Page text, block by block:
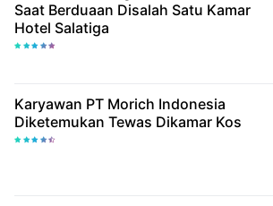
Saat Berduaan Disalah Satu Kamar
Hotel Salatiga
Karyawan PT Morich Indonesia
Diketemukan Tewas Dikamar Kos